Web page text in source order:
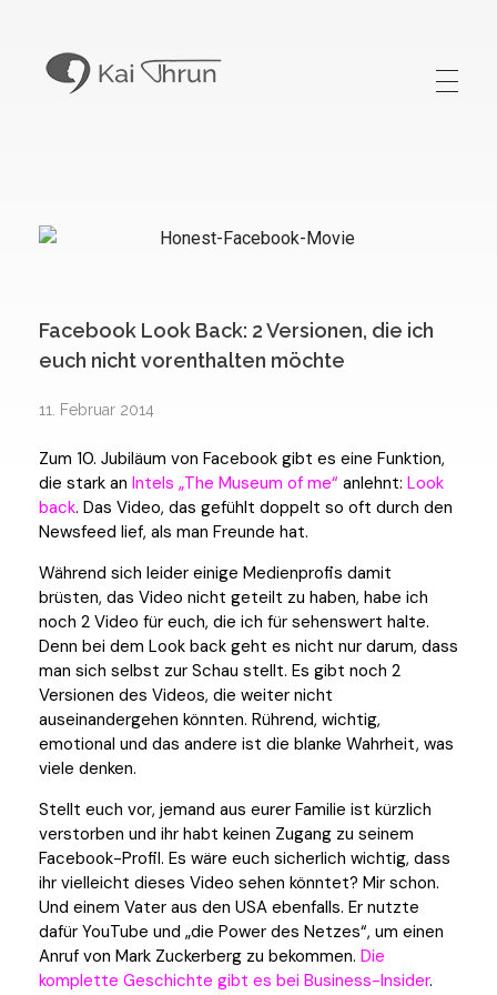
Facebook Look Back: 2 Versionen, die ich
euch nicht vorenthalten möchte
11. Februar 2014
Zum 10. Jubiläum von Facebook gibt es eine Funktion,
die stark an Intels „The Museum of me“ anlehnt: Look
back. Das Video, das gefühlt doppelt so oft durch den
Newsfeed lief, als man Freunde hat.
Während sich leider einige Medienprofis damit
brüsten, das Video nicht geteilt zu haben, habe ich
noch 2 Video für euch, die ich für sehenswert halte.
Denn bei dem Look back geht es nicht nur darum, dass
man sich selbst zur Schau stellt. Es gibt noch 2
Versionen des Videos, die weiter nicht
auseinandergehen könnten. Rührend, wichtig,
emotional und das andere ist die blanke Wahrheit, was
viele denken.
Stellt euch vor, jemand aus eurer Familie ist kürzlich
verstorben und ihr habt keinen Zugang zu seinem
Facebook-Profil. Es wäre euch sicherlich wichtig, dass
ihr vielleicht dieses Video sehen könntet? Mir schon.
Und einem Vater aus den USA ebenfalls. Er nutzte
dafür YouTube und „die Power des Netzes“, um einen
Anruf von Mark Zuckerberg zu bekommen. Die
komplette Geschichte gibt es bei Business-Insider.